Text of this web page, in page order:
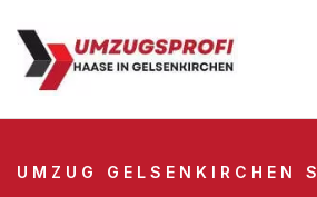
UMZUG GELSENKIRCHEN